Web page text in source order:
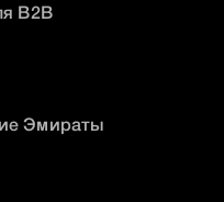
B2B
Эмираты